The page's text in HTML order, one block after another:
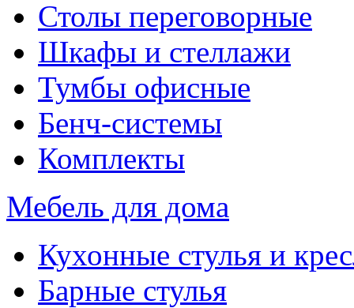
Столы переговорные
Шкафы и стеллажи
Тумбы офисные
Бенч-системы
Комплекты
Мебель для дома
Кухонные стулья и
Барные стулья